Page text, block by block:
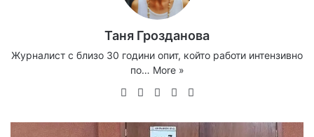
Таня Грозданова
Журналист с близо 30 години опит, който работи интензивно
по… More »
WebsiteFacebook
X YouTube